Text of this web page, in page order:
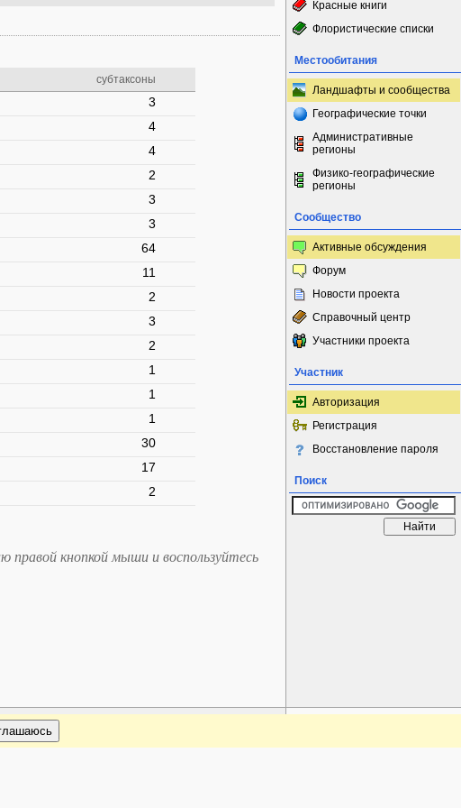
субтаксоны
3
4
4
2
3
3
64
11
2
3
2
1
1
1
30
17
2
правой кнопкой мыши и воспользуйтесь
Красные книги
Флористические списки
Местообитания
Ландшафты и сообщества
Географические точки
Административные
регионы
Физико-географические
регионы
Сообщество
Активные обсуждения
Форум
Новости проекта
Справочный центр
Участники проекта
Участник
Авторизация
Регистрация
Восстановление пароля
Поиск